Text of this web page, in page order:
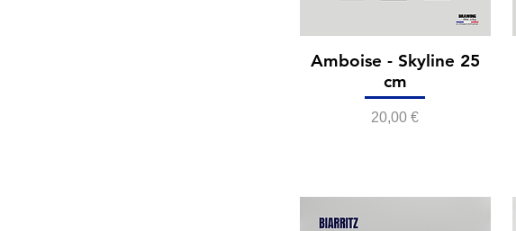
Amboise - Skyline 25
cm
Prix
20,00 €